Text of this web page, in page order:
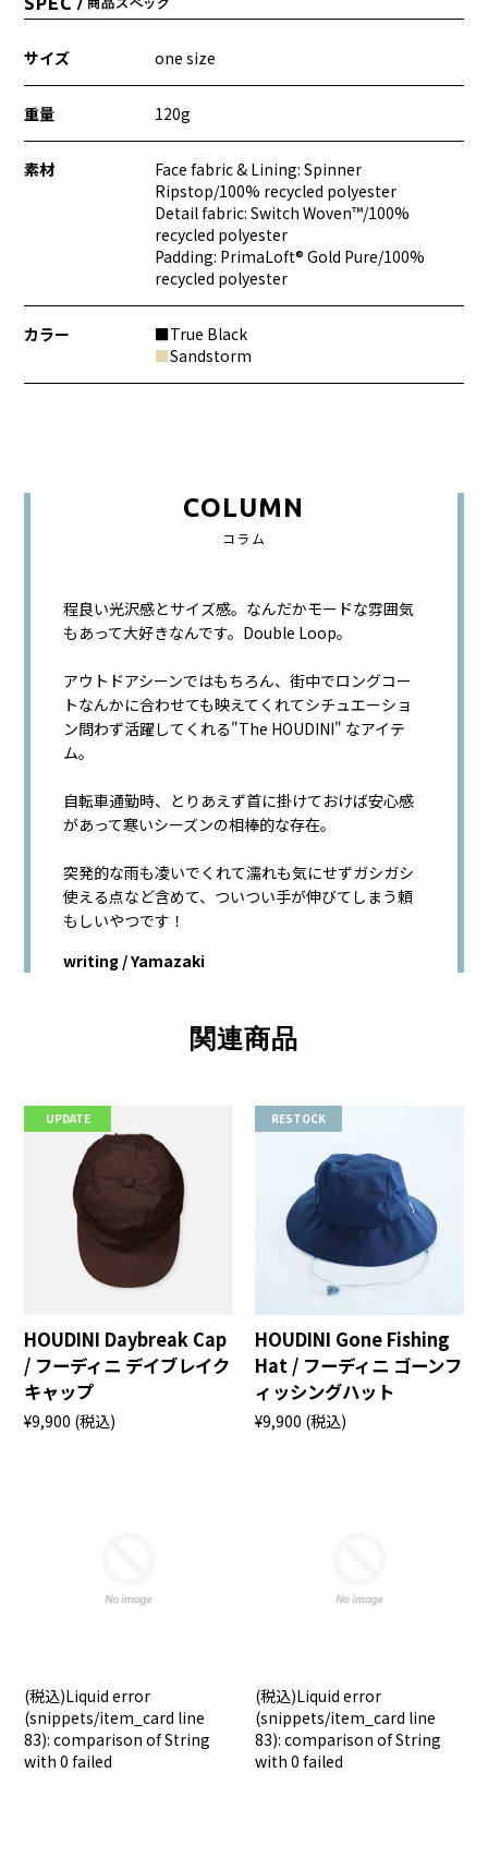
サイズ one size
重量 120g
素材
Face fabric & Lining: Spinner
Ripstop/100% recycled polyester
Detail fabric: Switch Woven™/100%
recycled polyester
Padding: PrimaLoft® Gold Pure/100%
recycled polyester
カラー
■True Black
■Sandstorm
COLUMN
コラム
程良い光沢感とサイズ感。なんだかモードな雰囲気
もあって大好きなんです。Double Loop。
アウトドアシーンではもちろん、街中でロングコー
トなんかに合わせても映えてくれてシチュエーショ
ン問わず活躍してくれる"The HOUDINI" なアイテ
ム。
自転車通勤時、とりあえず首に掛けておけば安心感
があって寒いシーズンの相棒的な存在。
突発的な雨も凌いでくれて濡れも気にせずガシガシ
使える点など含めて、ついつい手が伸びてしまう頼
もしいやつです！
writing / Yamazaki
関連商品
UPDATE
HOUDINI Daybreak Cap
/ フーディニ デイブレイク
キャップ
¥9,900 (税込)
RESTOCK
HOUDINI Gone Fishing
Hat / フーディニ ゴーンフ
ィッシングハット
¥9,900 (税込)
(税込)Liquid error
(snippets/item_card line
83): comparison of String
with 0 failed
(税込)Liquid error
(snippets/item_card line
83): comparison of String
with 0 failed